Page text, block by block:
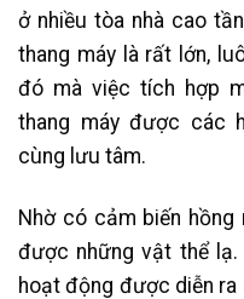
ở nhiều tòa nhà cao
thang máy là rất lớn,
đó mà việc tích hợp
thang máy được các
cùng lưu tâm.
Nhờ có cảm biến hồng
được những vật thể
hoạt động được diễn